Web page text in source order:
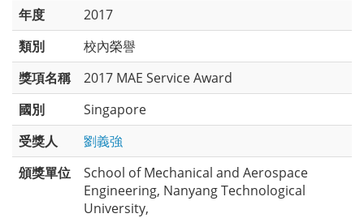
年度
2017
類別
校內榮譽
獎項名稱
2017 MAE Service Award
國別
Singapore
受獎人
劉義強
頒獎單位
School of Mechanical and Aerospace
Engineering, Nanyang Technological
University,